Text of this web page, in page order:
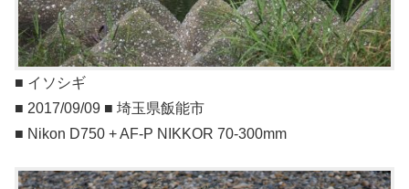
■ イソシギ
■ 2017/09/09 ■ 埼玉県飯能市
■ Nikon D750 + AF-P NIKKOR 70-300mm